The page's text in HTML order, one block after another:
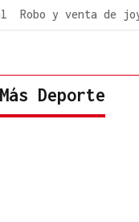
Robo y venta de
Más Deporte